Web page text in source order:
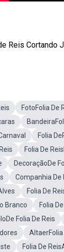
Reis Cortando
FotoFolia De
Folia
Folia De
DecoraçãoDe
Companhia De
Folia De
Branco
Folia
Folia De Reis
AltaerFolia
Folia De